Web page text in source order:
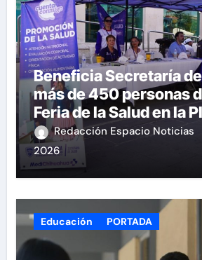
Beneficia Secretaría
más de 450 personas
Feria de la Salud en la
Armas
Redacción Espacio Noticias
2026
Educación PORTADA